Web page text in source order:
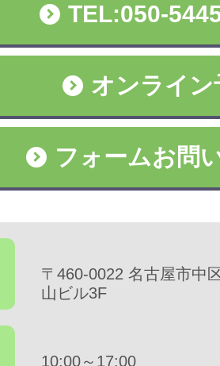
TEL:050-
オンライン
フォームお問
〒460-0022 名古屋市中
山ビル3F
10:00～17:00